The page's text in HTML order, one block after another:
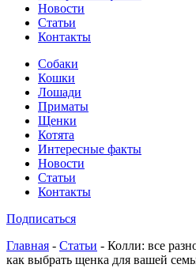
Новости
Статьи
Контакты
Собаки
Кошки
Лошади
Приматы
Щенки
Котята
Интересные факты
Новости
Статьи
Контакты
Подписаться
Главная - Статьи - Колли: все
как выбрать щенка для вашей